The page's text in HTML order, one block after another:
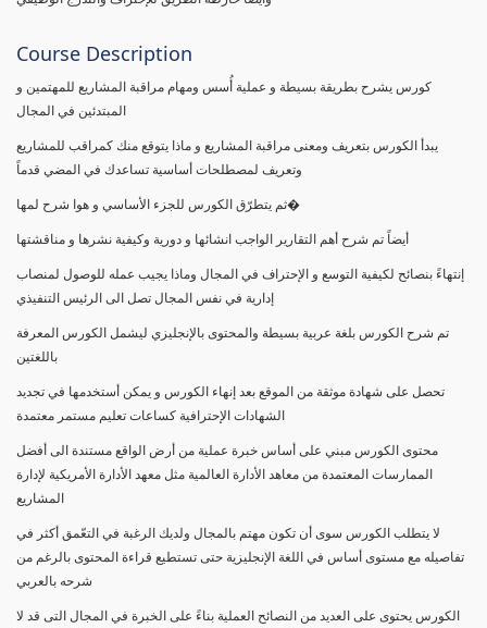
Course Description
كورس يشرح بطريقة بسيطة و عملية أُسس ومهام مراقبة المشاريع للمهتمين و
المبتدئين في المجال
يبدأ الكورس بتعريف ومعنى مراقبة المشاريع و ماذا يتوقع منك كمراقب للمشاريع
وتعريف لمصطلحات أساسية تساعدك في المضي قدماً
ثم يتطرّق الكورس للجزء الأساسي و هوا شرح لمها�
أيضاً تم شرح أهم التقارير الواجب انشائها و دورية وكيفية نشرها و مناقشتها
إنتهاءً بنصائح لكيفية التوسع و الإحتراف في المجال وماذا يجيب عمله للوصول لمنصاب
إدارية في نفس المجال تصل الى الرئيس التنفيذي
تم شرح الكورس بلغة عربية بسيطة والمحتوى بالإنجليزي ليشمل الكورس المعرفة
باللغتين
تحصل على شهادة موثقة من الموقع بعد إنهاء الكورس و يمكن أستخدمها في تجديد
الشهادات الإحترافية كساعات تعليم مستمر معتمدة
محتوى الكورس مبني على أساس خبرة عملية من أرض الواقع مستندة الى أفضل
الممارسات المعتمدة من معاهد الأدارة العالمية مثل معهد الأدارة الأمريكية لإدارة
المشاريع
لا يتطلب الكورس سوى أن تكون مهتم بالمجال ولديك الرغبة في التعّمق أكثر في
تفاصيله مع مستوى أساس في اللغة الإنجليزية حتى تستطيع قراءة المحتوى بالرغم من
شرحه بالعربي
الكورس يحتوى على العديد من النصائح العملية بناءً على الخبرة في المجال التى قد لا